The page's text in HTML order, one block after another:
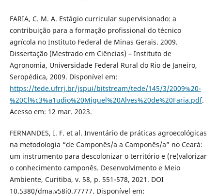
FARIA, C. M. A. Estágio curricular supervisionado: a
contribuição para a formação profissional do técnico
agrícola no Instituto Federal de Minas Gerais. 2009.
Dissertação (Mestrado em Ciências) – Instituto de
Agronomia, Universidade Federal Rural do Rio de Janeiro,
Seropédica, 2009. Disponível em:
https://tede.ufrrj.br/jspui/bitstream/tede/145/3/2009%20-
%20Cl%c3%a1udio%20Miguel%20Alves%20de%20Faria.pdf.
Acesso em: 12 mar. 2023.
FERNANDES, I. F. et al. Inventário de práticas agroecológicas
na metodologia “de Camponês/a a Camponês/a” no Ceará:
um instrumento para descolonizar o território e (re)valorizar
o conhecimento camponês. Desenvolvimento e Meio
Ambiente, Curitiba, v. 58, p. 551-578, 2021. DOI
10.5380/dma.v58i0.77777. Disponível em: